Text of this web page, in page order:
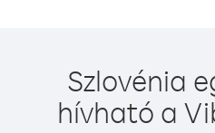
Szlovénia
hívható a